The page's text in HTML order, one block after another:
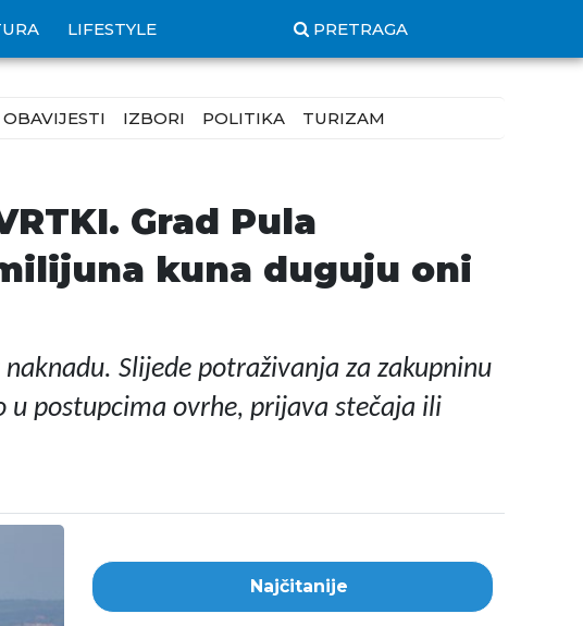
LIFESTYLE PRETRAGA
OBAVIJESTI IZBORI POLITIKA TURIZAM
Grad Pula
kuna duguju oni
Slijede potraživanja za zakupninu
u postupcima ovrhe, prijava stečaja ili
Najčitanije